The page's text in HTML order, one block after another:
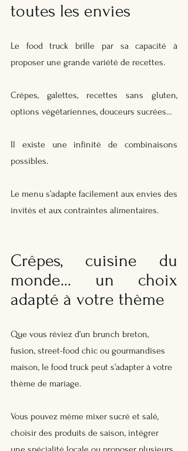
toutes les envies
Le food truck brille par sa capacité à
proposer une grande variété de recettes.
Crêpes, galettes, recettes sans gluten,
options végétariennes, douceurs sucrées…
Il existe une infinité de combinaisons
possibles.
Le menu s’adapte facilement aux envies des
invités et aux contraintes alimentaires.
Crêpes, cuisine du
monde… un choix
adapté à votre thème
Que vous rêviez d’un brunch breton,
fusion, street-food chic ou gourmandises
maison, le food truck peut s’adapter à votre
thème de mariage.
Vous pouvez même mixer sucré et salé,
choisir des produits de saison, intégrer